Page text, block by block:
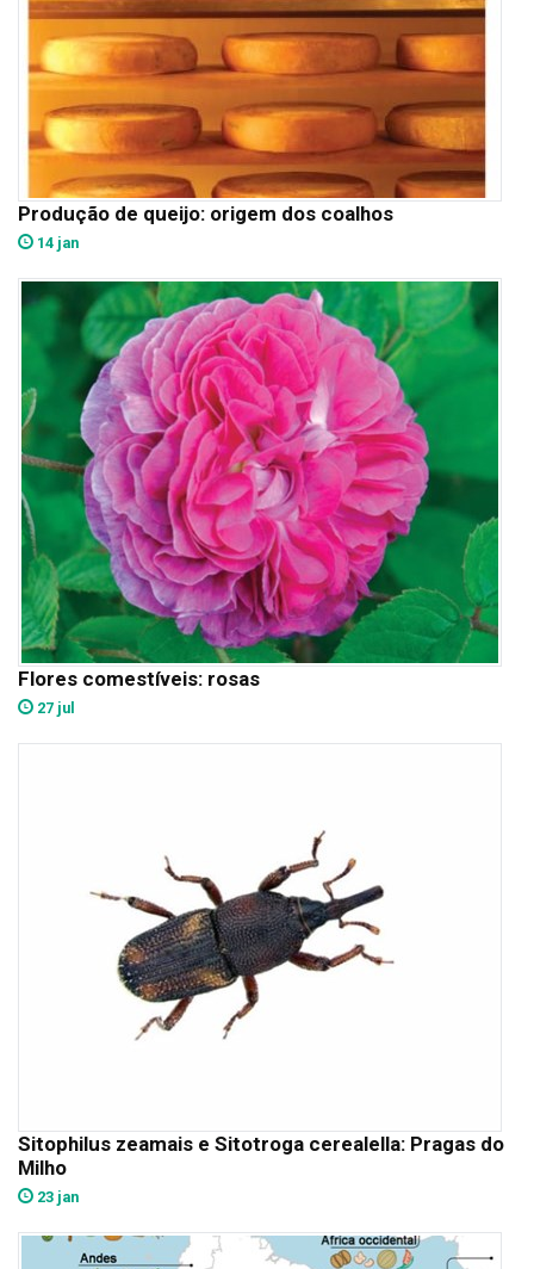
Produção de queijo: origem dos coalhos
14 jan
Flores comestíveis: rosas
27 jul
Sitophilus zeamais e Sitotroga cerealella: Pragas do
Milho
23 jan